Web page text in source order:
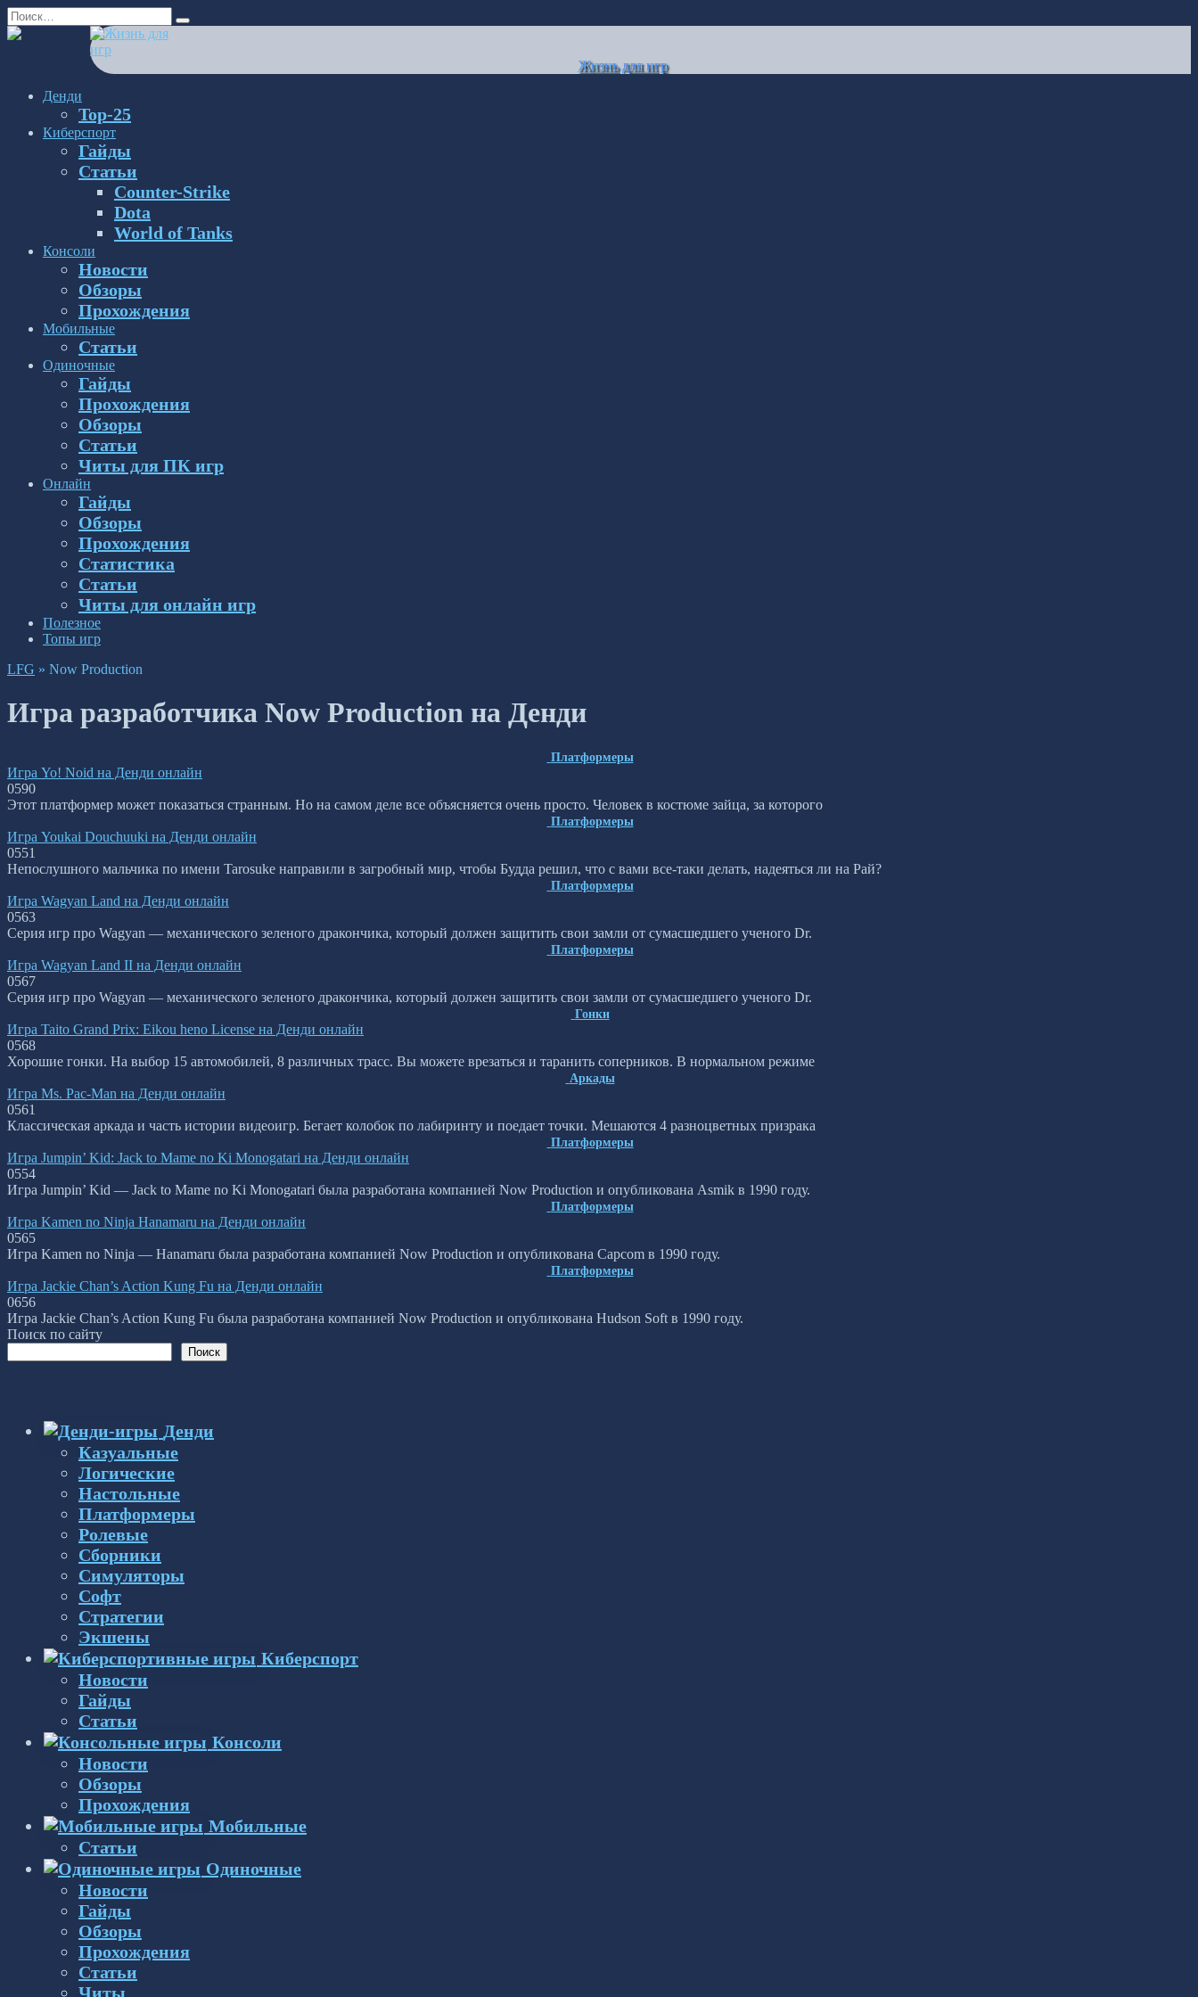
Перейти
к
Search
for:
Жизнь для игр
Денди
Top-25
Киберспорт
Гайды
Статьи
Counter-Strike
Dota
World of Tanks
Консоли
Новости
Обзоры
Прохождения
Мобильные
Статьи
Одиночные
Гайды
Прохождения
Обзоры
Статьи
Читы для ПК игр
Онлайн
Гайды
Обзоры
Прохождения
Статистика
Статьи
Читы для онлайн игр
Полезное
Топы игр
LFG » Now Production
Игра разработчика Now Production на Денди
Платформеры
Игра Yo! Noid на Денди онлайн
0590
Этот платформер может показаться странным. Но на самом деле все объясняется очень просто. Человек в костюме зайца, за которого
Платформеры
Игра Youkai Douchuuki на Денди онлайн
0551
Непослушного мальчика по имени Tarosuke направили в загробный мир, чтобы Будда решил, что с вами все-таки делать, надеяться ли на Рай?
Платформеры
Игра Wagyan Land на Денди онлайн
0563
Серия игр про Wagyan — механического зеленого дракончика, который должен защитить свои замли от сумасшедшего ученого Dr.
Платформеры
Игра Wagyan Land II на Денди онлайн
0567
Серия игр про Wagyan — механического зеленого дракончика, который должен защитить свои замли от сумасшедшего ученого Dr.
Гонки
Игра Taito Grand Prix: Eikou heno License на Денди онлайн
0568
Хорошие гонки. На выбор 15 автомобилей, 8 различных трасс. Вы можете врезаться и таранить соперников. В нормальном режиме
Аркады
Игра Ms. Pac-Man на Денди онлайн
0561
Классическая аркада и часть истории видеоигр. Бегает колобок по лабиринту и поедает точки. Мешаются 4 разноцветных призрака
Платформеры
Игра Jumpin’ Kid: Jack to Mame no Ki Monogatari на Денди онлайн
0554
Игра Jumpin’ Kid — Jack to Mame no Ki Monogatari была разработана компанией Now Production и опубликована Asmik в 1990 году.
Платформеры
Игра Kamen no Ninja Hanamaru на Денди онлайн
0565
Игра Kamen no Ninja — Hanamaru была разработана компанией Now Production и опубликована Capcom в 1990 году.
Платформеры
Игра Jackie Chan’s Action Kung Fu на Денди онлайн
0656
Игра Jackie Chan’s Action Kung Fu была разработана компанией Now Production и опубликована Hudson Soft в 1990 году.
Поиск по сайту
Поиск
Денди
Казуальные
Логические
Настольные
Платформеры
Ролевые
Сборники
Симуляторы
Софт
Стратегии
Экшены
Киберспорт
Новости
Гайды
Статьи
Консоли
Новости
Обзоры
Прохождения
Мобильные
Статьи
Одиночные
Новости
Гайды
Обзоры
Прохождения
Статьи
Читы